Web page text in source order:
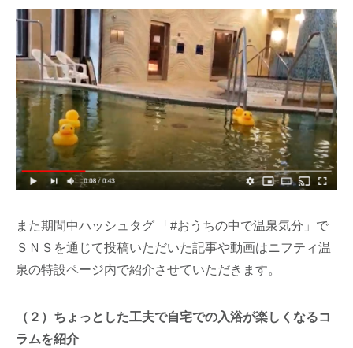
また期間中ハッシュタグ 「#おうちの中で温泉気分」で
ＳＮＳを通じて投稿いただいた記事や動画はニフティ温
泉の特設ページ内で紹介させていただきます。
（２）ちょっとした工夫で自宅での入浴が楽しくなるコ
ラムを紹介